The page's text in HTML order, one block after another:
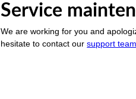
Service
We are working for you and
hesitate to contact oursupport team